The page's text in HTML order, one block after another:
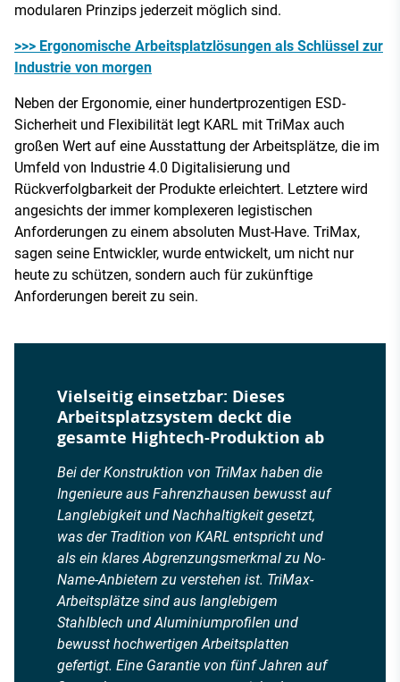
modularen Prinzips jederzeit möglich sind.
>>> Ergonomische Arbeitsplatzlösungen als Schlüssel zur
Industrie von morgen
Neben der Ergonomie, einer hundertprozentigen ESD-
Sicherheit und Flexibilität legt KARL mit TriMax auch
großen Wert auf eine Ausstattung der Arbeitsplätze, die im
Umfeld von Industrie 4.0 Digitalisierung und
Rückverfolgbarkeit der Produkte erleichtert. Letztere wird
angesichts der immer komplexeren legistischen
Anforderungen zu einem absoluten Must-Have. TriMax,
sagen seine Entwickler, wurde entwickelt, um nicht nur
heute zu schützen, sondern auch für zukünftige
Anforderungen bereit zu sein.
Vielseitig einsetzbar: Dieses
Arbeitsplatzsystem deckt die
gesamte Hightech-Produktion ab
Bei der Konstruktion von TriMax haben die
Ingenieure aus Fahrenzhausen bewusst auf
Langlebigkeit und Nachhaltigkeit gesetzt,
was der Tradition von KARL entspricht und
als ein klares Abgrenzungsmerkmal zu No-
Name-Anbietern zu verstehen ist. TriMax-
Arbeitsplätze sind aus langlebigem
Stahlblech und Aluminiumprofilen und
bewusst hochwertigen Arbeitsplatten
gefertigt. Eine Garantie von fünf Jahren auf